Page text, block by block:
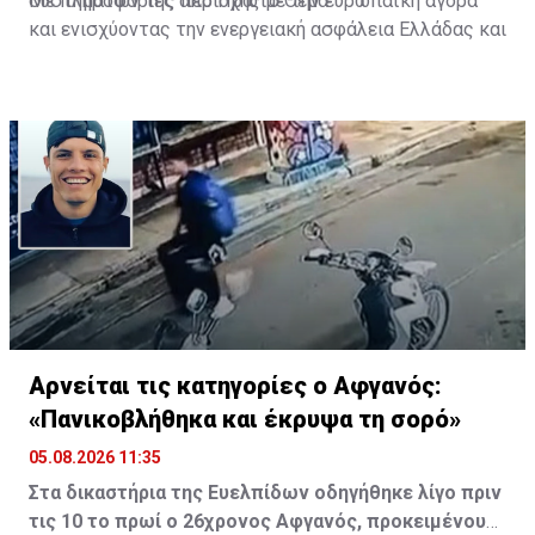
και ενισχύοντας την ενεργειακή ασφάλεια Ελλάδας και
Αρνείται τις κατηγορίες ο Αφγανός:
«Πανικοβλήθηκα και έκρυψα τη σορό»
05.08.2026 11:35
Στα δικαστήρια της Ευελπίδων οδηγήθηκε λίγο πριν
τις 10 το πρωί ο 26χρονος Αφγανός, προκειμένου